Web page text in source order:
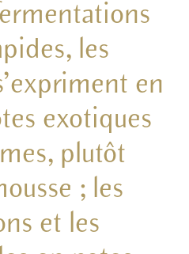
les
en
exotiques
plutôt
; les
et les